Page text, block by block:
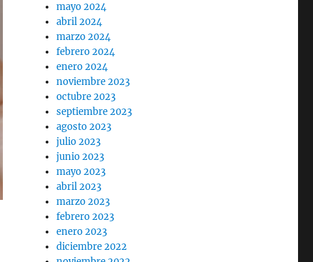
mayo 2024
abril 2024
marzo 2024
febrero 2024
enero 2024
noviembre 2023
octubre 2023
septiembre 2023
agosto 2023
julio 2023
junio 2023
mayo 2023
abril 2023
marzo 2023
febrero 2023
enero 2023
diciembre 2022